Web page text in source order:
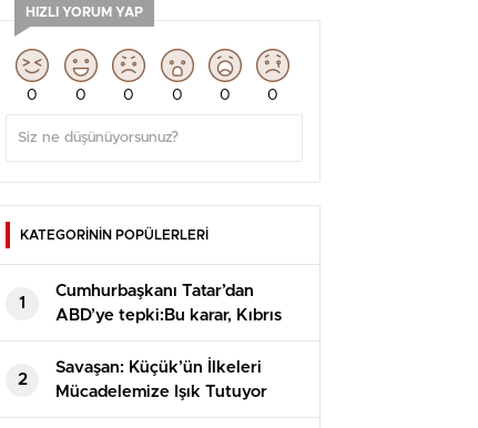
HIZLI YORUM YAP
0 0 0 0 0 0
KATEGORİNİN POPÜLERLERİ
1
Cumhurbaşkanı Tatar’dan
ABD’ye tepki:Bu karar, Kıbrıs
konusunun çözümüne katkı
sağlamayacak
2
Savaşan: Küçük’ün İlkeleri
Mücadelemize Işık Tutuyor